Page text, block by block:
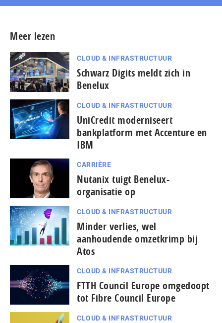
Meer lezen
CLOUD & INFRASTRUCTUUR
Schwarz Digits meldt zich in
Benelux
CLOUD & INFRASTRUCTUUR
UniCredit moderniseert
bankplatform met Accenture en
IBM
CARRIÈRE
Nutanix tuigt Benelux-
organisatie op
CLOUD & INFRASTRUCTUUR
Minder verlies, wel
aanhoudende omzetkrimp bij
Atos
CLOUD & INFRASTRUCTUUR
FTTH Council Europe omgedoopt
tot Fibre Council Europe
CLOUD & INFRASTRUCTUUR